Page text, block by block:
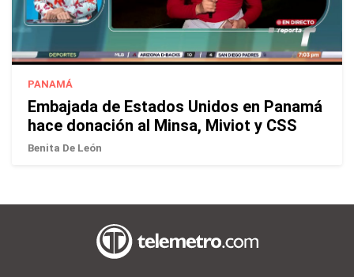
PANAMÁ
Embajada de Estados Unidos en Panamá
hace donación al Minsa, Miviot y CSS
Benita De León